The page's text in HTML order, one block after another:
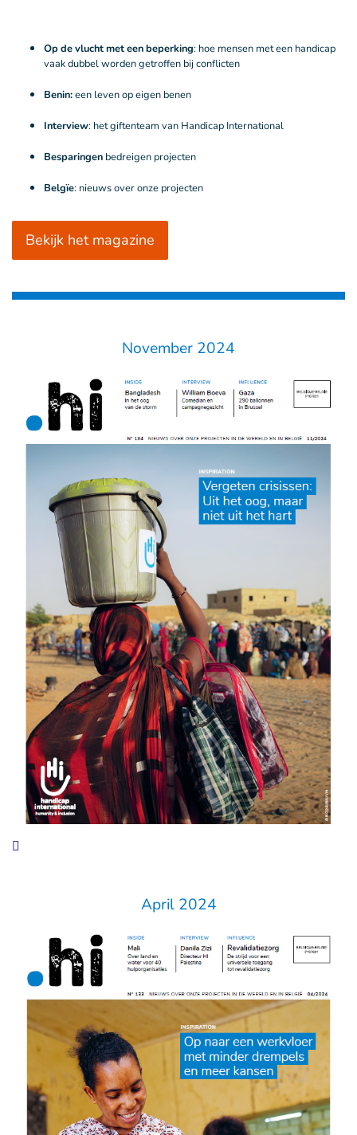
Op de vlucht met een beperking: hoe mensen met een handicap
vaak dubbel worden getroffen bij conflicten
Benin:een leven op eigen benen
Interview: het giftenteam van Handicap International
Besparingen bedreigen projecten
Belgïe: nieuws over onze projecten
Bekijk het magazine
November 2024
April 2024